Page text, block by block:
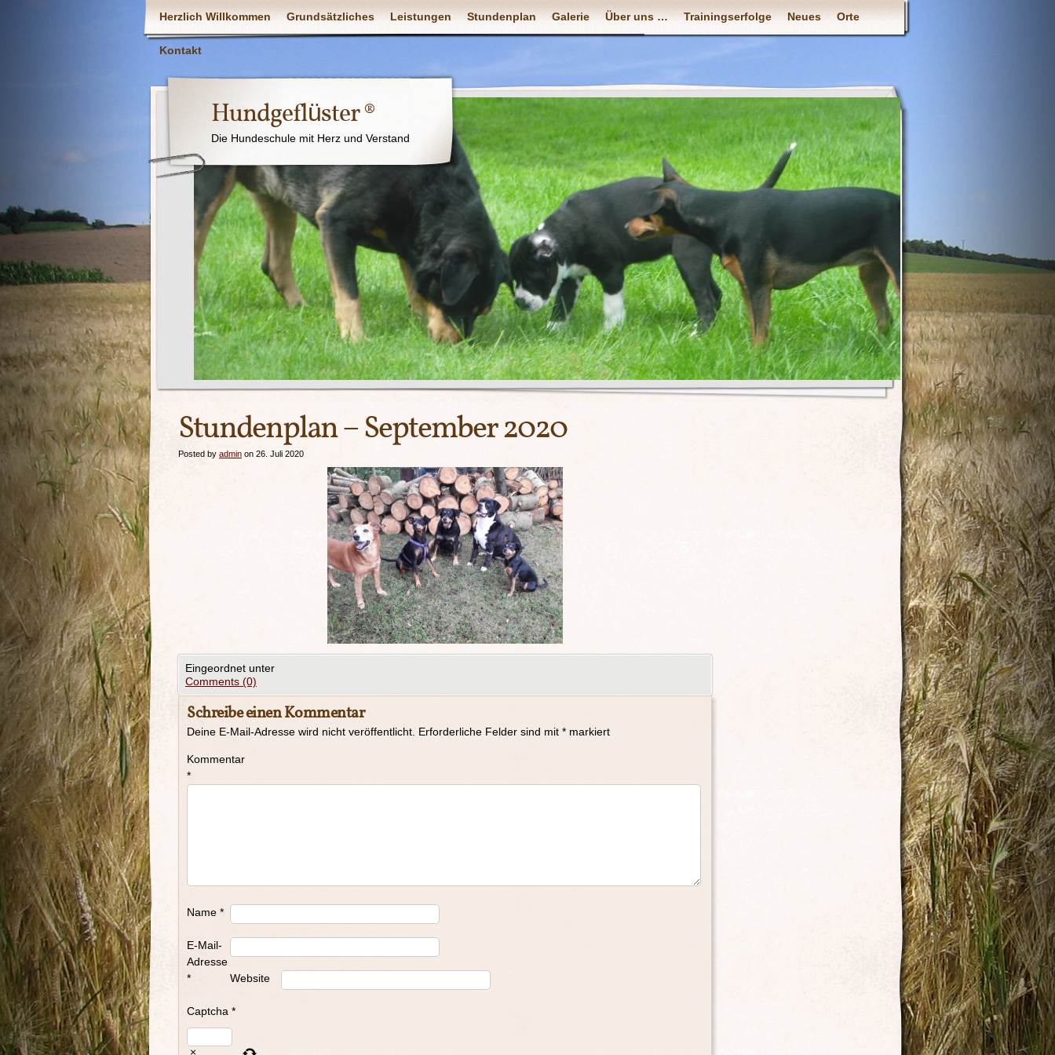
Herzlich Willkommen Grundsätzliches Leistungen Stundenplan Galerie Über uns … Trainingserfolge Neues Orte
Kontakt
Hundgeflüster ®
Die Hundeschule mit Herz und Verstand
Stundenplan – September 2020
Posted by admin on 26. Juli 2020
Eingeordnet unter
Comments (0)
Schreibe einen Kommentar
Deine E-Mail-Adresse wird nicht veröffentlicht. Erforderliche Felder sind mit * markiert
Kommentar
*
Name *
E-Mail-
Adresse
*
Website
Captcha *
×